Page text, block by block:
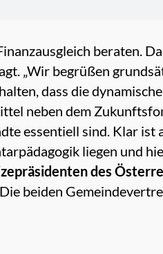
beraten.
„Wir begrüßen
dass die
neben dem
essentiell sind. Klar ist
liegen und
des
. Die beiden